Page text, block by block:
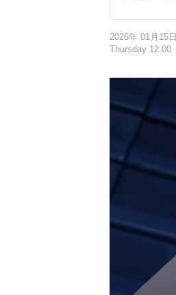
2026年 01月15日
Thursday 12:00